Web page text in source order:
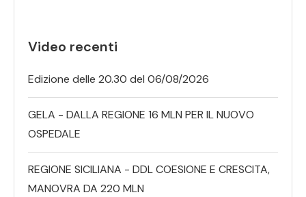
Video recenti
Edizione delle 20.30 del 06/08/2026
GELA - DALLA REGIONE 16 MLN PER IL NUOVO
OSPEDALE
REGIONE SICILIANA - DDL COESIONE E CRESCITA,
MANOVRA DA 220 MLN